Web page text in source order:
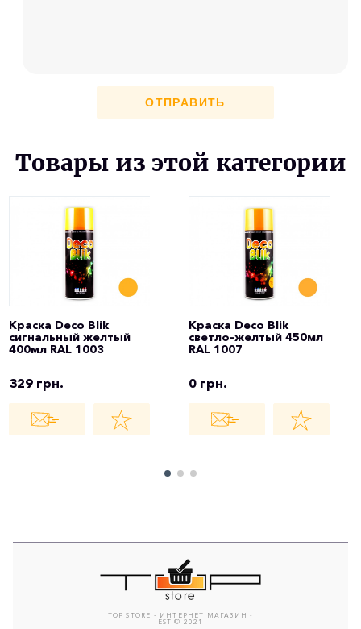
ОТПРАВИТЬ
Товары из этой категории
Краска Deco Blik
сигнальный желтый
400мл RAL 1003
329 грн.
Краска Deco Blik
светло-желтый 450мл
RAL 1007
0 грн.
TOP STORE - ИНТЕРНЕТ МАГАЗИН -
EST © 2021